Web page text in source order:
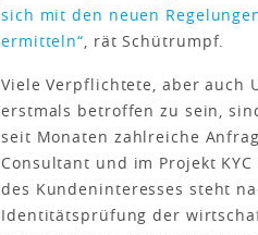
sich mit den neuen
ermitteln“, rät Schütrumpf.
Viele Verpflichtete, aber auch
erstmals betroffen zu sein,
seit Monaten zahlreiche
Consultant und im Projekt
des Kundeninteresses steht
Identitätsprüfung der